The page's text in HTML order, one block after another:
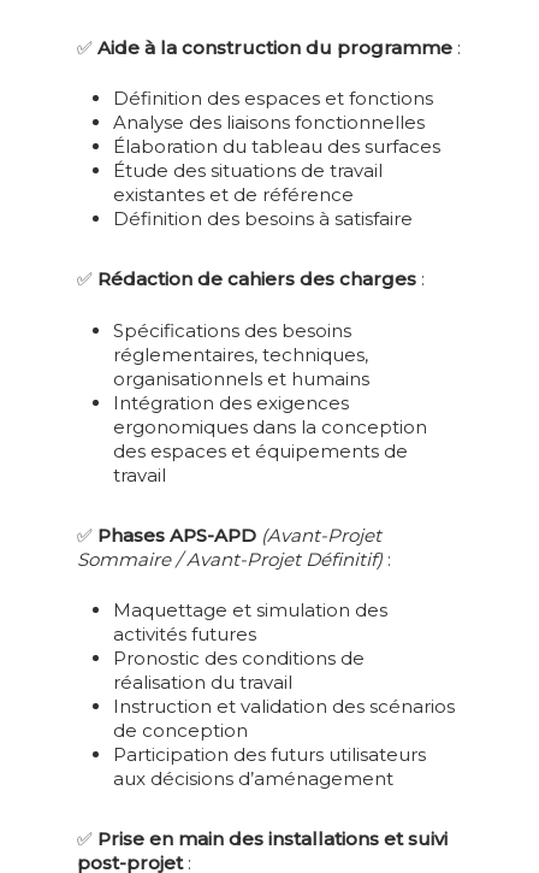
✅Aide à la construction du programme :
Définition des espaces et fonctions
Analyse des liaisons fonctionnelles
Élaboration du tableau des surfaces
Étude des situations de travail
existantes et de référence
Définition des besoins à satisfaire
✅ Rédaction de cahiers des charges :
Spécifications des besoins
réglementaires, techniques,
organisationnels et humains
Intégration des exigences
ergonomiques dans la conception
des espaces et équipements de
travail
✅ Phases APS-APD (Avant-Projet
Sommaire / Avant-Projet Définitif) :
Maquettage et simulation des
activités futures
Pronostic des conditions de
réalisation du travail
Instruction et validation des scénarios
de conception
Participation des futurs utilisateurs
aux décisions d’aménagement
✅ Prise en main des installations et suivi
post-projet:
2S
DISPOSITIF SMS |
SOCIAL
DIRIGEANT
SMS
DISPOSITIF ASD |
SOIN À DOMICILE
DIRIGEANT |
DEVENIR AP ASD
ASD
PRÉVENTION
PERSONNE
TMS
MANAGER PAR LE
PRÉVENTION DES
FORMATION AU
MANAGEMENT
ERGONOMIE
MAINTIEN DANS
ERGONOMIE
PSYCHOSOCIAUX